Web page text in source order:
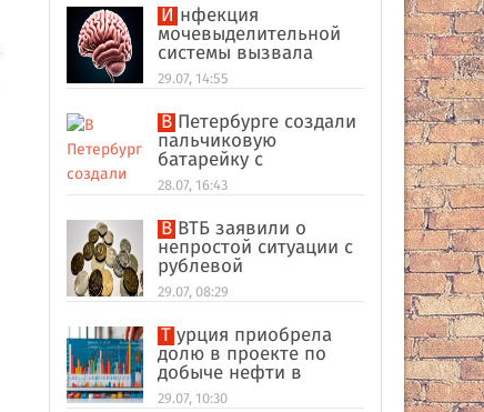
Инфекция
мочевыделительной
системы вызвала
абсцесс мозга у
американки
29.07, 14:55
В Петербурге создали
пальчиковую
батарейку с
беспроводной
зарядкой
28.07, 16:43
В ВТБ заявили о
непростой ситуации с
рублевой
ликвидностью в
банковском секторе
29.07, 08:29
Турция приобрела
долю в проекте по
добыче нефти в
иракском Киркуке
29.07, 10:30